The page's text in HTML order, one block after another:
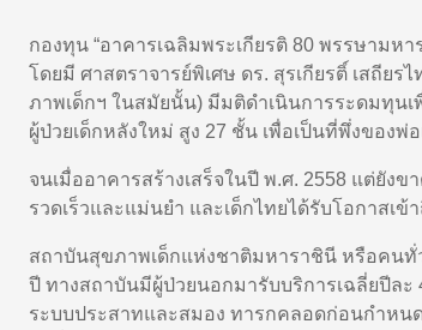
กองทุน “อาคารเฉลิมพระเกียรติ 80 พรรษามหา
โดยมี ศาสตราจารย์พิเศษ ดร. สุรเกียรติ์ เสถีย
ภาพเด็กฯ ในสมัยนั้น) มีมติดำเนินการระดมทุน
ผู้ป่วยเด็กหลังใหม่ สูง 27 ชั้น เพื่อเป็นที่พึ่งของพ่
จนเมื่ออาคารสร้างเสร็จในปี พ.ศ. 2558 แต่ยังข
รวดเร็วและแม่นยำ และเด็กไทยได้รับโอกาสเข้
สถาบันสุขภาพเด็กแห่งชาติมหาราชินี หรือคนทั่ว
ปี ทางสถาบันมีผู้ป่วยนอกมารับบริการเฉลี่ยปีละ
ระบบประสาทและสมอง ทารกคลอดก่อนกำหนด